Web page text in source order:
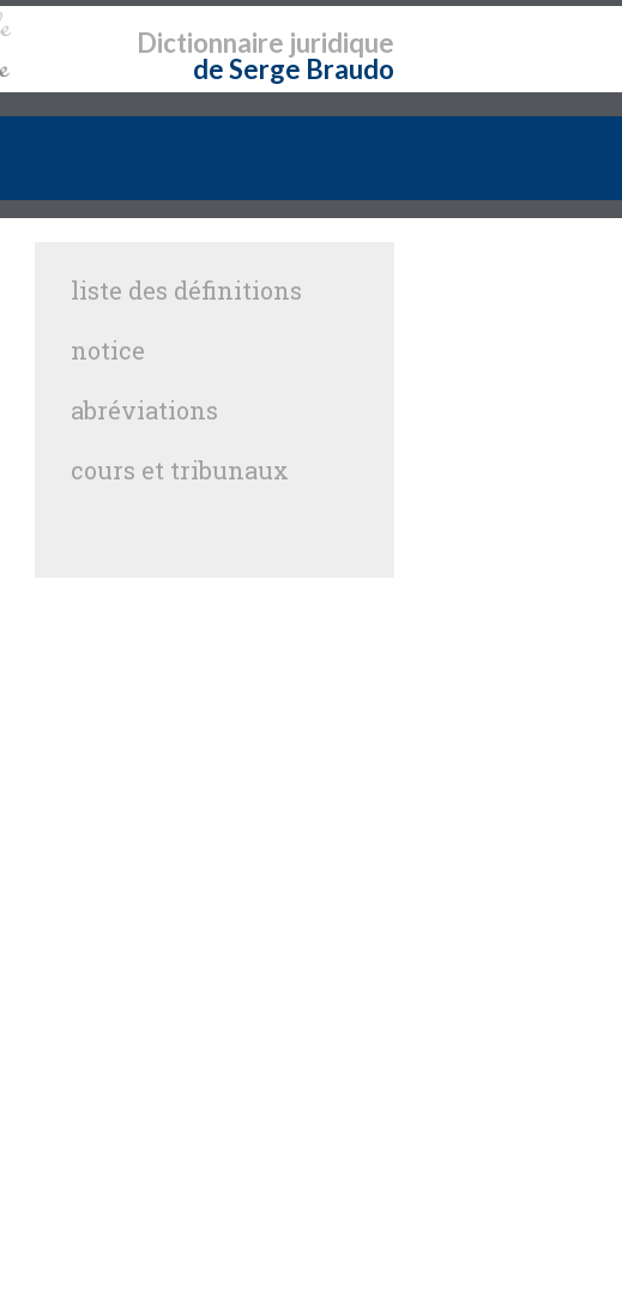
Dictionnaire juridique
de Serge Braudo
liste des définitions
notice
abréviations
cours et tribunaux